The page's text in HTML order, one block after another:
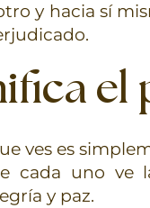
y hacia sí
el
ves es
cada uno ve
y paz.